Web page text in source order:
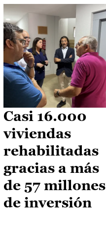
Casi 16.000
viviendas
rehabilitadas
gracias a más
de 57 millones
de inversión